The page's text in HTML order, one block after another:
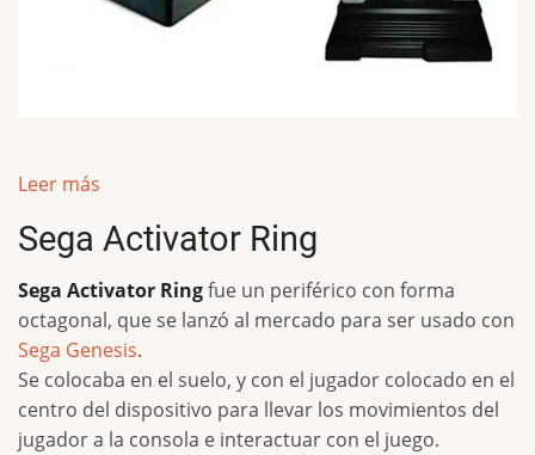
Leer más
Sega Activator Ring
Sega Activator Ringfue un periférico con forma
octagonal, que se lanzó al mercado para ser usado con
Sega Genesis.
Se colocaba en el suelo, y con el jugador colocado en el
centro del dispositivo para llevar los movimientos del
jugador a la consola e interactuar con el juego.